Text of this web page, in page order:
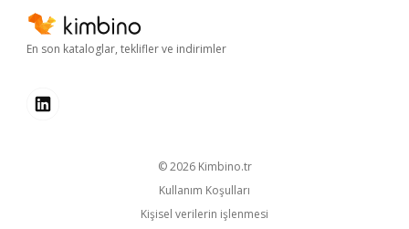
En son kataloglar, teklifler ve indirimler
© 2026 kimbino.tr
Kullanım Koşulları
Kişisel verilerin işlenmesi